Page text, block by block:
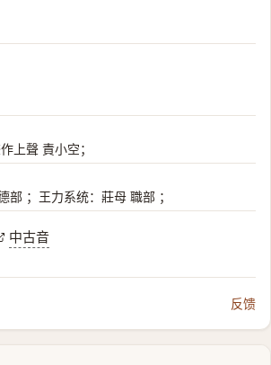
上聲 責小空；
部 ；王力系统：莊母 職部 ；
中古音
反馈